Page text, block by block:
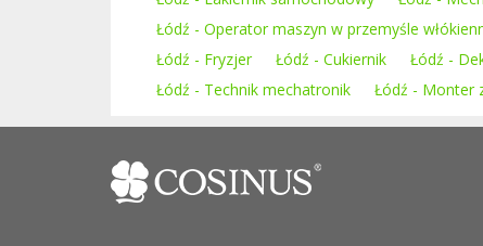
Łódź - Operator maszyn w przemyśle
Łódź - Fryzjer
Łódź - Cukiernik Łódź -
Łódź - Technik mechatronik
Łódź - Monter